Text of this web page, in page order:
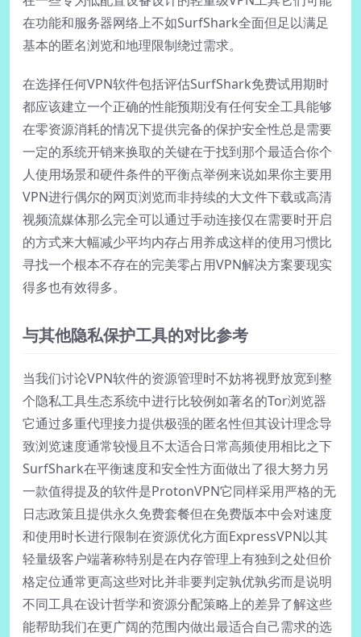
在功能和服务器网络上不如SurfShark全面但足以满足
基本的匿名浏览和地理限制绕过需求。
在选择任何VPN软件包括评估SurfShark免费试用期时
都应该建立一个正确的性能预期没有任何安全工具能够
在零资源消耗的情况下提供完备的保护安全性总是需要
一定的系统开销来换取的关键在于找到那个最适合你个
人使用场景和硬件条件的平衡点举例来说如果你主要用
VPN进行偶尔的网页浏览而非持续的大文件下载或高清
视频流媒体那么完全可以通过手动连接仅在需要时开启
的方式来大幅减少平均内存占用养成这样的使用习惯比
寻找一个根本不存在的完美零占用VPN解决方案要现实
得多也有效得多。
与其他隐私保护工具的对比参考
当我们讨论VPN软件的资源管理时不妨将视野放宽到整
个隐私工具生态系统中进行比较例如著名的Tor浏览器
它通过多重代理接力提供极强的匿名性但其设计理念导
致浏览速度通常较慢且不太适合日常高频使用相比之下
SurfShark在平衡速度和安全性方面做出了很大努力另
一款值得提及的软件是ProtonVPN它同样采用严格的无
日志政策且提供永久免费套餐但在免费版本中会对速度
和使用时长进行限制在资源优化方面ExpressVPN以其
轻量级客户端著称特别是在内存管理上有独到之处但价
格定位通常更高这些对比并非要判定孰优孰劣而是说明
不同工具在设计哲学和资源分配策略上的差异了解这些
能帮助我们在更广阔的范围内做出最适合自己需求的选